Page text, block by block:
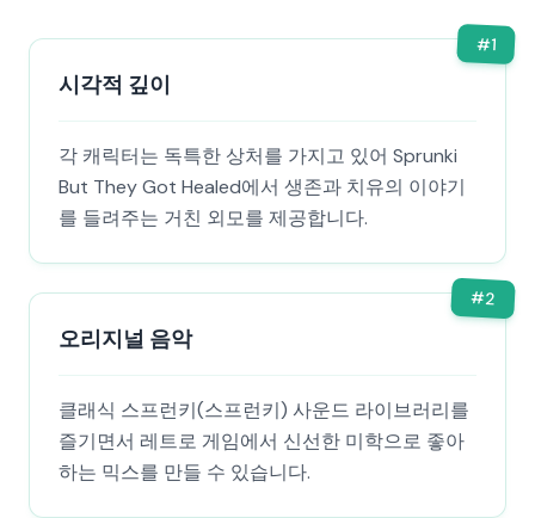
#1
시각적 깊이
각 캐릭터는 독특한 상처를 가지고 있어 Sprunki
But They Got Healed에서 생존과 치유의 이야기
를 들려주는 거친 외모를 제공합니다.
#2
오리지널 음악
클래식 스프런키(스프런키) 사운드 라이브러리를
즐기면서 레트로 게임에서 신선한 미학으로 좋아
하는 믹스를 만들 수 있습니다.